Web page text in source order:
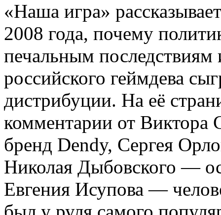
«Наша игра»
2008 года, почему
печальным
российского геймдева
дистрибуции. На её
комментарии от Виктора
бренд Dendy, Сергея
Николая Дыбовского —
Евгения Исупова —